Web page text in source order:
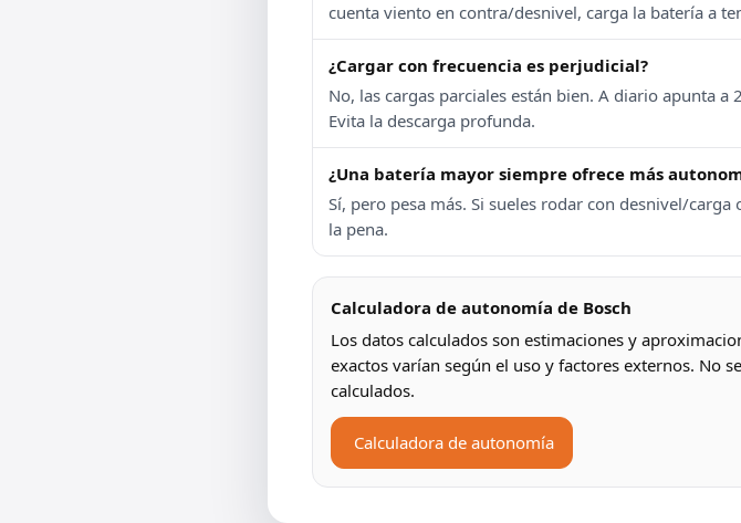
cuenta viento en contra/desnivel, carga la batería a
¿Cargar con frecuencia es perjudicial?
No, las cargas parciales están bien. A diario apunta
Evita la descarga profunda.
¿Una batería mayor siempre ofrece más
Sí, pero pesa más. Si sueles rodar con desnivel/
la pena.
Calculadora de autonomía de Bosch
Los datos calculados son estimaciones y
exactos varían según el uso y factores externos. No
calculados.
Calculadora de autonomía